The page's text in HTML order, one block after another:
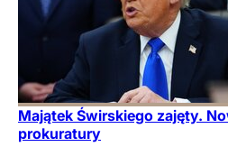
Majątek Świrskiego zajęty.
prokuratury